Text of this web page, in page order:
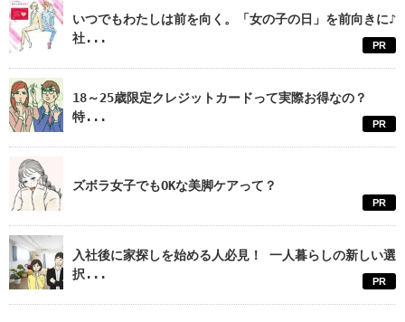
いつでもわたしは前を向く。「女の子の日」を前向きに♪
社...
PR
18～25歳限定クレジットカードって実際お得なの？
特...
PR
ズボラ女子でもOKな美脚ケアって？
PR
入社後に家探しを始める人必見！ 一人暮らしの新しい選
択...
PR